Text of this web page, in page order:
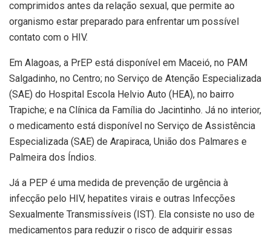
comprimidos antes da relação sexual, que permite ao
organismo estar preparado para enfrentar um possível
contato com o HIV.
Em Alagoas, a PrEP está disponível em Maceió, no PAM
Salgadinho, no Centro; no Serviço de Atenção Especializada
(SAE) do Hospital Escola Helvio Auto (HEA), no bairro
Trapiche; e na Clínica da Família do Jacintinho. Já no interior,
o medicamento está disponível no Serviço de Assistência
Especializada (SAE) de Arapiraca, União dos Palmares e
Palmeira dos Índios.
Já a PEP é uma medida de prevenção de urgência à
infecção pelo HIV, hepatites virais e outras Infecções
Sexualmente Transmissíveis (IST). Ela consiste no uso de
medicamentos para reduzir o risco de adquirir essas